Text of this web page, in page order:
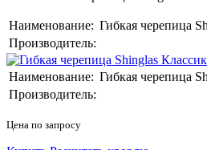
Наименование: Гибкая черепица
Производитель:
Наименование: Гибкая черепица
Производитель:
Цена по запросу